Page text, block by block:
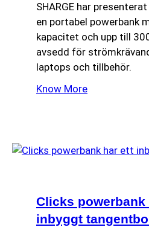
SHARGE har
en portabel powerbank
kapacitet och upp till
avsedd för
laptops och tillbehör.
Know More
Clicks powerbank
inbyggt